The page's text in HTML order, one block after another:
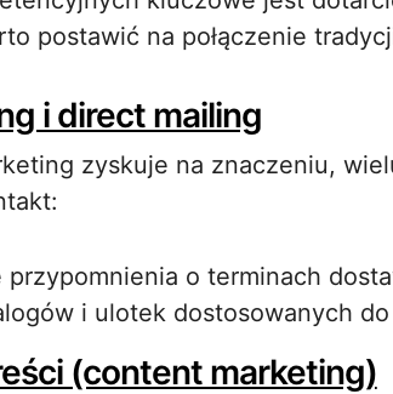
postawić na połączenie
i direct mailing
zyskuje na znaczeniu,
przypomnienia o terminach
i ulotek dostosowanych
(content marketing)